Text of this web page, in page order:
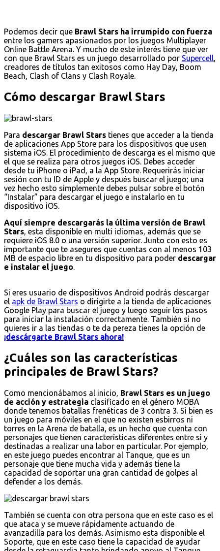
Podemos decir que Brawl Stars ha irrumpido con fuerza
entre los gamers apasionados por los juegos Multiplayer
Online Battle Arena. Y mucho de este interés tiene que ver
con que Brawl Stars es un juego desarrollado por Supercell,
creadores de títulos tan exitosos como Hay Day, Boom
Beach, Clash of Clans y Clash Royale.
Cómo descargar Brawl Stars
Para descargar Brawl Stars tienes que acceder a la tienda
de aplicaciones App Store para los dispositivos que usen
sistema iOS. El procedimiento de descarga es el mismo que
el que se realiza para otros juegos iOS. Debes acceder
desde tu iPhone o iPad, a la App Store. Requerirás iniciar
sesión con tu ID de Apple y después buscar el juego; una
vez hecho esto simplemente debes pulsar sobre el botón
“Instalar” para descargar el juego e instalarlo en tu
dispositivo iOS.
Aquí siempre descargarás la última versión de Brawl
Stars, esta disponible en multi idiomas, además que se
requiere iOS 8.0 o una versión superior. Junto con esto es
importante que te asegures que cuentas con al menos 103
MB de espacio libre en tu dispositivo para poder descargar
e instalar el juego.
Si eres usuario de dispositivos Android podrás descargar
el apk de Brawl Stars o dirigirte a la tienda de aplicaciones
Google Play para buscar el juego y luego seguir los pasos
para iniciar la instalación correctamente. También si no
quieres ir a las tiendas o te da pereza tienes la opción de
¡descárgarte Brawl Stars ahora!
¿Cuáles son las características
principales de Brawl Stars?
Como mencionábamos al inicio, Brawl Stars es un juego
de acción y estrategia clasificado en el género MOBA
donde tenemos batallas frenéticas de 3 contra 3. Si bien es
un juego para móviles en el que no existen esbirros ni
torres en la Arena de batalla, es un hecho que cuenta con
personajes que tienen características diferentes entre si y
destinadas a realizar una labor en particular. Por ejemplo,
en este juego puedes encontrar al Tanque, que es un
personaje que tiene mucha vida y además tiene la
capacidad de soportar una gran cantidad de golpes al
defender a los demás.
También se cuenta con otra persona que en este caso es el
que ataca y se mueve rápidamente actuando de
avanzadilla para los demás. Asimismo esta disponible el
Soporte, que en este caso tiene la capacidad de ayudar